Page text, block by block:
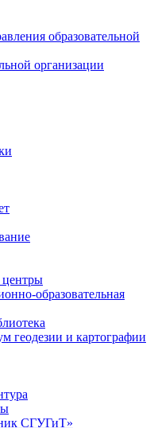
образовательной
организации
центры
образовательная
геодезии и картографии
СГУГиТ»